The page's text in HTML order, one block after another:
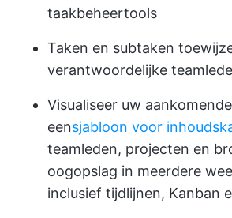
taakbeheertools
Taken en subtaken
verantwoordelijke
Visualiseer uw
eensjabloon voor
teamleden, projecten en
oogopslag in meerdere
inclusief tijdlijnen, Kanban